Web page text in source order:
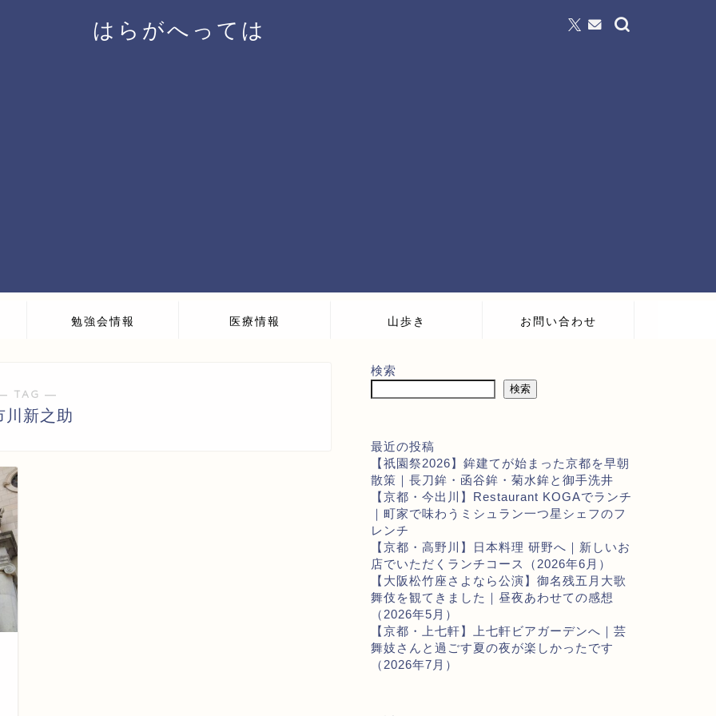
はらがへっては
勉強会情報 医療情報 山歩き お問い合わせ
TAG ―
川新之助
検索
検索
最近の投稿
【祇園祭2026】鉾建てが始まった京都を早朝
散策｜長刀鉾・函谷鉾・菊水鉾と御手洗井
【京都・今出川】Restaurant KOGAでランチ
｜町家で味わうミシュラン一つ星シェフのフ
レンチ
【京都・高野川】日本料理 研野へ｜新しいお
店でいただくランチコース（2026年6月）
【大阪松竹座さよなら公演】御名残五月大歌
舞伎を観てきました｜昼夜あわせての感想
（2026年5月）
【京都・上七軒】上七軒ビアガーデンへ｜芸
舞妓さんと過ごす夏の夜が楽しかったです
（2026年7月）